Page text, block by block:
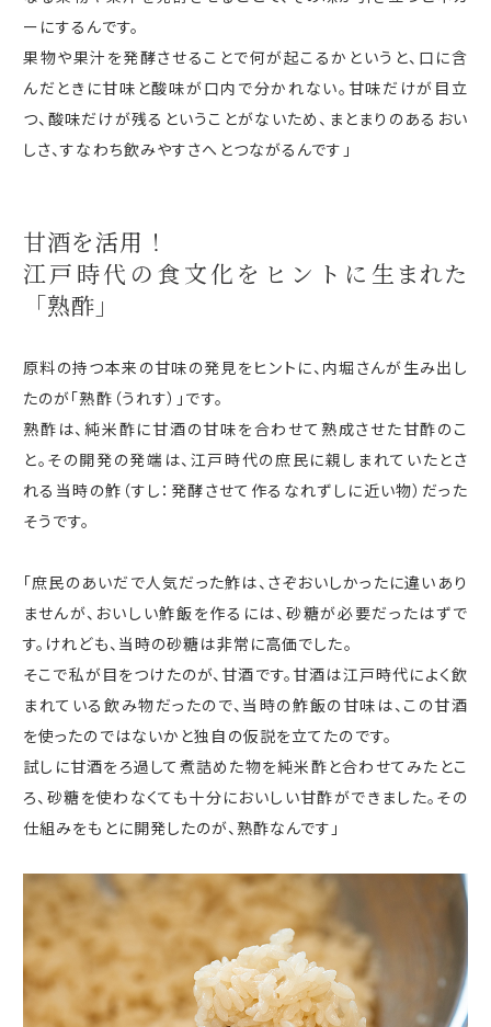
ーにするんです。
果物や果汁を発酵させることで何が起こるかというと、口に含
んだときに甘味と酸味が口内で分かれない。甘味だけが目立
つ、酸味だけが残るということがないため、まとまりのあるおい
しさ、すなわち飲みやすさへとつながるんです」
甘酒を活用！
江戸時代の食文化をヒントに 生まれた
「熟酢」
原料の持つ本来の甘味の発見をヒントに、内堀さんが生み出し
たのが「熟酢（うれす）」です。
熟酢は、純米酢に甘酒の甘味を合わせて熟成させた甘酢のこ
と。その開発の発端は、江戸時代の庶民に親しまれていたとさ
れる当時の鮓（すし：発酵させて作るなれずしに近い物）だった
そうです。
「庶民のあいだで人気だった鮓は、さぞおいしかったに違いあり
ませんが、おいしい鮓飯を作るには、砂糖が必要だったはずで
す。けれども、当時の砂糖は非常に高価でした。
そこで私が目をつけたのが、甘酒です。甘酒は江戸時代によく飲
まれている飲み物だったので、当時の鮓飯の甘味は、この甘酒
を使ったのではないかと独自の仮説を立てたのです。
試しに甘酒をろ過して煮詰めた物を純米酢と合わせてみたとこ
ろ、砂糖を使わなくても十分においしい甘酢ができました。その
仕組みをもとに開発したのが、熟酢なんです」